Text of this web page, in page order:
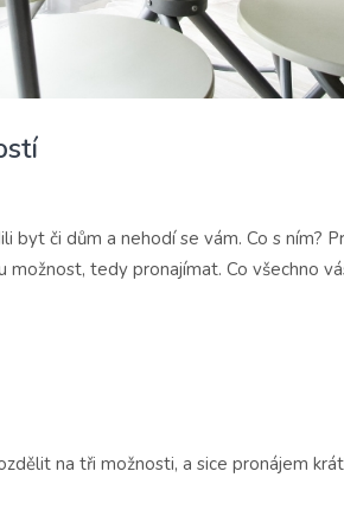
byt či dům a nehodí se vám. Co s ním?
možnost, tedy pronajímat. Co všechno
na tři možnosti, a sice pronájem